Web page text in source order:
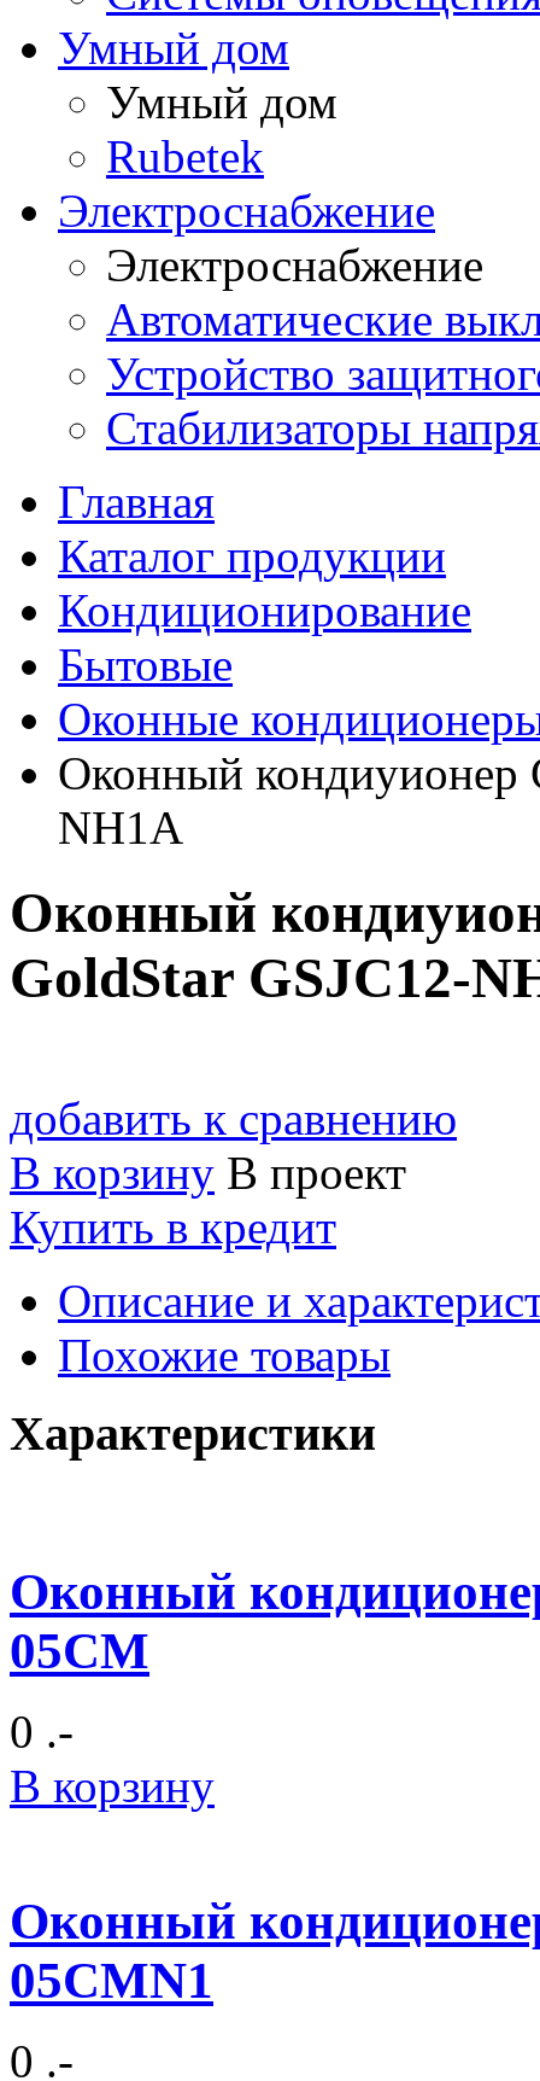
Умный дом
Умный дом
Rubetek
Электроснабжение
Электроснабжение
Автоматические
Устройство
Стабилизаторы
Главная
Каталог продукции
Кондиционирование
Бытовые
Оконные
Оконный кондиуионер
NH1A
Оконный
GoldStar GSJC12-
добавить к сравнению
В корзину В проект
Купить в кредит
Описание и
Похожие товары
Характеристики
Оконный
05CM
0 .-
В корзину
Оконный
05CMN1
0 .-